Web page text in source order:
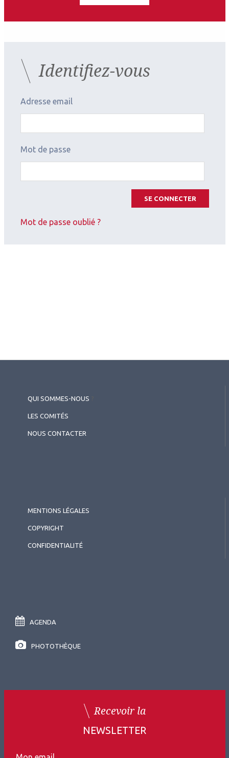
Identifiez-vous
Adresse email
Mot de passe
SE CONNECTER
Mot de passe oublié ?
QUI SOMMES-NOUS
LES COMITÉS
NOUS CONTACTER
MENTIONS LÉGALES
COPYRIGHT
CONFIDENTIALITÉ
AGENDA
PHOTOTHÈQUE
Recevoir la
NEWSLETTER